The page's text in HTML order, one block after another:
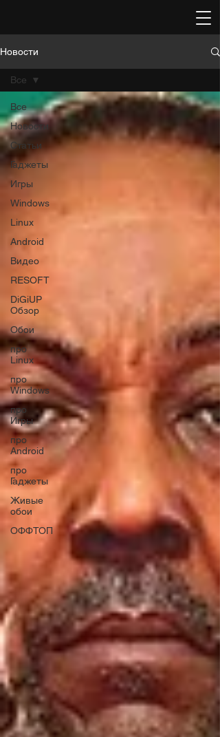
Новости
Все
Новости
Статьи
Гаджеты
Игры
Windows
Linux
Android
Видео
RESOFT
DiGiUP
Обзор
Обои
про
Linux
про
Windows
про
Игры
про
Android
про
Гаджеты
Живые
обои
ОФФТОП
Все